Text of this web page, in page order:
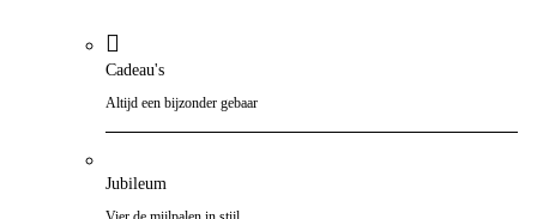
Cadeau's
Altijd een bijzonder gebaar
Jubileum